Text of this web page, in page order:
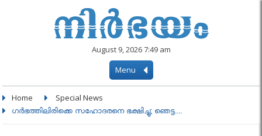
August 9, 2026 7:49 am
Menu
Home Special News
ഗർഭത്തിലിരിക്കെ സഹോദരനെ ഭക്ഷിച്ചു; ഞെട്ട....